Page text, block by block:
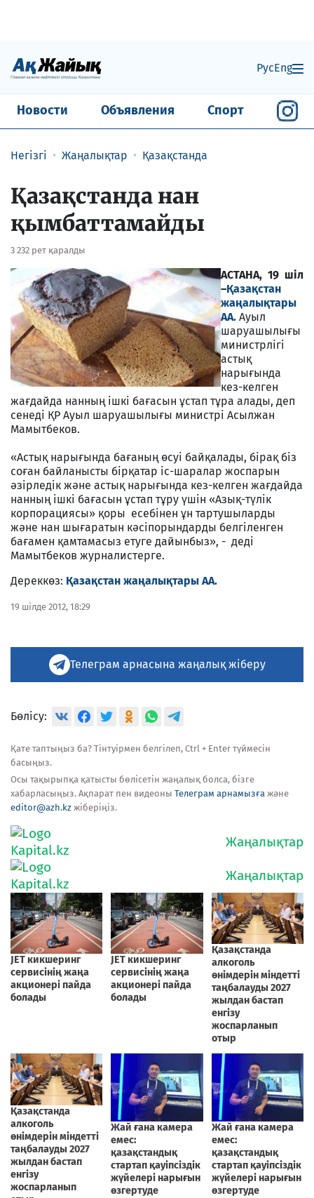
РусEng
Новости Объявления Спорт
Негізгі Жаңалықтар Қазақстанда
Қазақстанда нан
қымбаттамайды
3 232 рет қаралды
АСТАНА, 19 шіл
–Қазақстан
жаңалықтары
АА. Ауыл
шаруашылығы
министрлігі
астық
нарығында
кез-келген
жағдайда нанның ішкі бағасын ұстап тұра алады, деп
сенеді ҚР Ауыл шаруашылығы министрі Асылжан
Мамытбеков.
«Астық нарығында бағаның өсуі байқалады, бірақ біз
соған байланысты бірқатар іс-шаралар жоспарын
әзірледік және астық нарығында кез-келген жағдайда
нанның ішкі бағасын ұстап тұру үшін «Азық-түлік
корпорациясы» қоры есебінен ұн тартушыларды
және нан шығаратын кәсіпорындарды белгіленген
бағамен қамтамасыз етуге дайынбыз», - деді
Мамытбеков журналистерге.
Дереккөз: Қазақстан жаңалықтары АА.
19 шілде 2012, 18:29
Телеграм арнасына жаңалық жіберу
Бөлісу:
Қате таптыңыз ба? Тінтуірмен белгілеп, Ctrl + Enter түймесін
басыңыз.
Осы тақырыпқа қатысты бөлісетін жаңалық болса, бізге
хабарласыңыз. Ақпарат пен видеоны Телеграм арнамызға және
editor@azh.kz жіберіңіз.